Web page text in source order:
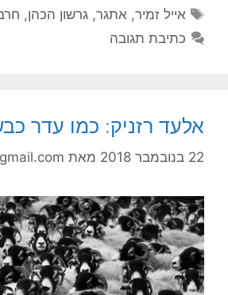
תגיות
אייל זמיר, אתגר,גרשון הכהן,
כתיבת תגובה
אלעד רזניק: כמו עדר
22 בנובמבר 2018 מאת